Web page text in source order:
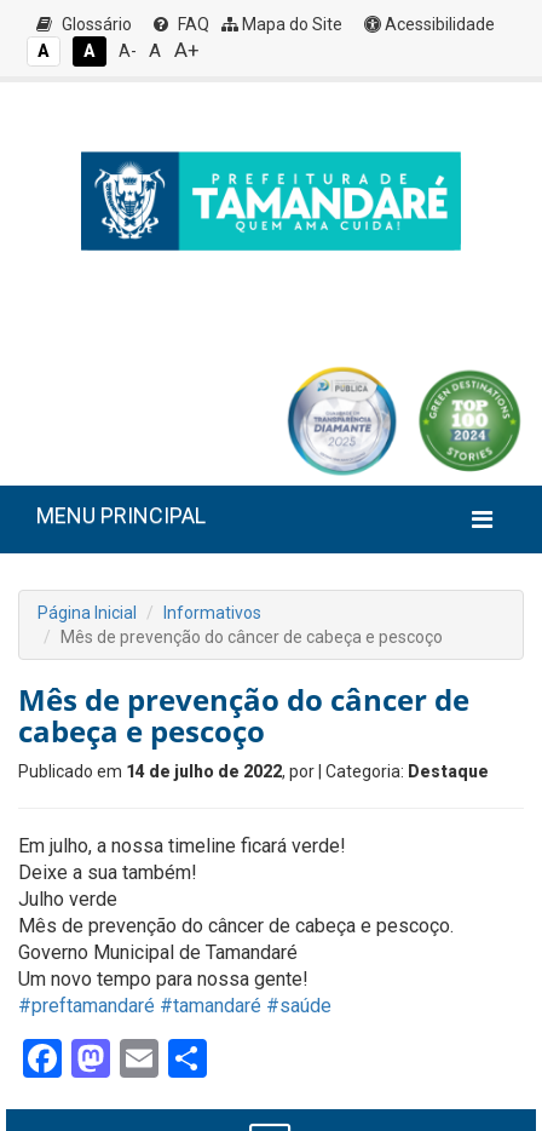
Glossário FAQ Mapa do Site
Acessibilidade
A
A A- A A+
MENU PRINCIPAL
Página Inicial
Informativos
Mês de prevenção do câncer de cabeça e pescoço
Mês de prevenção do câncer de
cabeça e pescoço
Publicado em 14 de julho de 2022, por | Categoria: Destaque
Em julho, a nossa timeline ficará verde!
Deixe a sua também!
Julho verde
Mês de prevenção do câncer de cabeça e pescoço.
Governo Municipal de Tamandaré
Um novo tempo para nossa gente!
#preftamandaré #tamandaré #saúde
Facebook
Mastodon
Email